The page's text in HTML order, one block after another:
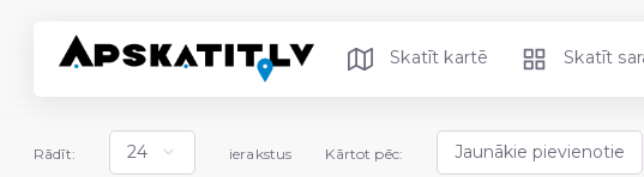
Skatīt kartē Skatīt
Rādīt: ierakstus Kārtot pēc: